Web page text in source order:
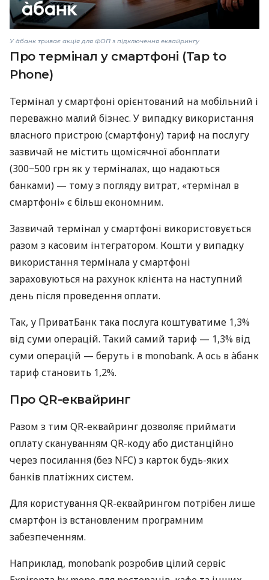
У àбанк триває акція для ФОП з підключення еквайрингу
Про термінал у смартфоні (Tap to
Phone)
Термінал у смартфоні орієнтований на мобільний і
переважно малий бізнес. У випадку використання
власного пристрою (смартфону) тариф на послугу
зазвичай не містить щомісячної абонплати
(300−500 грн як у терміналах, що надаються
банками) — тому з погляду витрат, «термінал в
смартфоні» є більш економним.
Зазвичай термінал у смартфоні використовується
разом з касовим інтегратором. Кошти у випадку
використання термінала у смартфоні
зараховуються на рахунок клієнта на наступний
день після проведення оплати.
Так, у ПриватБанк така послуга коштуватиме 1,3%
від суми операцій. Такий самий тариф — 1,3% від
суми операцій — беруть і в monobank. А ось в àбанк
тариф становить 1,2%.
Про QR-еквайринг
Разом з тим QR-еквайринг дозволяє приймати
оплату скануванням QR-коду або дистанційно
через посилання (без NFC) з карток будь-яких
банків платіжних систем.
Для користування QR-еквайрингом потрібен лише
смартфон із встановленим програмним
забезпеченням.
Наприклад, monobank розробив цілий сервіс